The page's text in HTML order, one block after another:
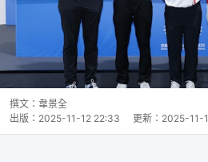
撰文： 韋景全
出版： 2025-11-12 22:33 更新： 2025-11-